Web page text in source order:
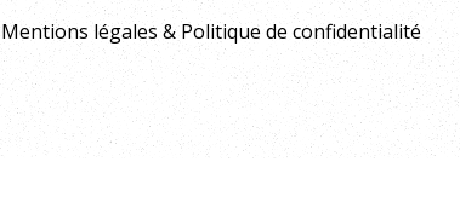
Mentions légales & Politique de confidentialité